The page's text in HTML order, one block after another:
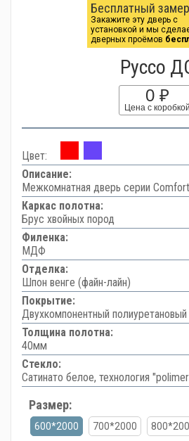
Бесплатный
Закажите эту дверь с
установкой и мы
дверных проёмов
Руссо
0 ₽
Цена с коробкой
Цвет:
Описание:
Межкомнатная дверь серии Comfort
Каркас полотна:
Брус хвойных пород
Филенка:
МДФ
Отделка:
Шпон венге (файн-лайн)
Покрытие:
Двухкомпонентный полиуретановый
Толщина полотна:
40мм
Стекло:
Сатинато белое, технология
Размер:
600*2000 700*2000